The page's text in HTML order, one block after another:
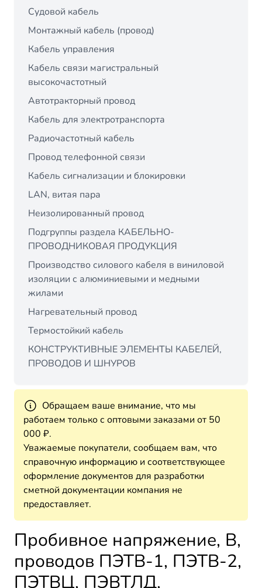
Судовой кабель
Монтажный кабель (провод)
Кабель управления
Кабель связи магистральный
высокочастотный
Автотракторный провод
Кабель для электротранспорта
Радиочастотный кабель
Провод телефонной связи
Кабель сигнализации и блокировки
LAN, витая пара
Неизолированный провод
Подгруппы раздела КАБЕЛЬНО-
ПРОВОДНИКОВАЯ ПРОДУКЦИЯ
Производство силового кабеля в виниловой
изоляции с алюминиевыми и медными
жилами
Нагревательный провод
Термостойкий кабель
КОНСТРУКТИВНЫЕ ЭЛЕМЕНТЫ КАБЕЛЕЙ,
ПРОВОДОВ И ШНУРОВ
Обращаем ваше внимание, что мы
работаем только с оптовыми заказами от 50
000 ₽.
Уважаемые покупатели, сообщаем вам, что
справочную информацию и соответствующее
оформление документов для разработки
сметной документации компания не
предоставляет.
Пробивное напряжение, В,
проводов ПЭТВ-1, ПЭТВ-2,
ПЭТВЦ, ПЭВТЛД,